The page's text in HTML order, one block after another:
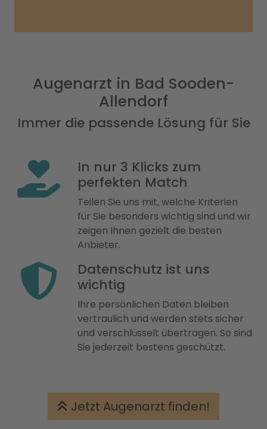
Augenarzt in Bad Sooden-
Allendorf
Immer die passende Lösung für Sie
In nur 3 Klicks zum
perfekten Match
Teilen Sie uns mit, welche Kriterien
für Sie besonders wichtig sind und wir
zeigen Ihnen gezielt die besten
Anbieter.
Datenschutz ist uns
wichtig
Ihre persönlichen Daten bleiben
vertraulich und werden stets sicher
und verschlüsselt übertragen. So sind
Sie jederzeit bestens geschützt.
Jetzt Augenarzt finden!